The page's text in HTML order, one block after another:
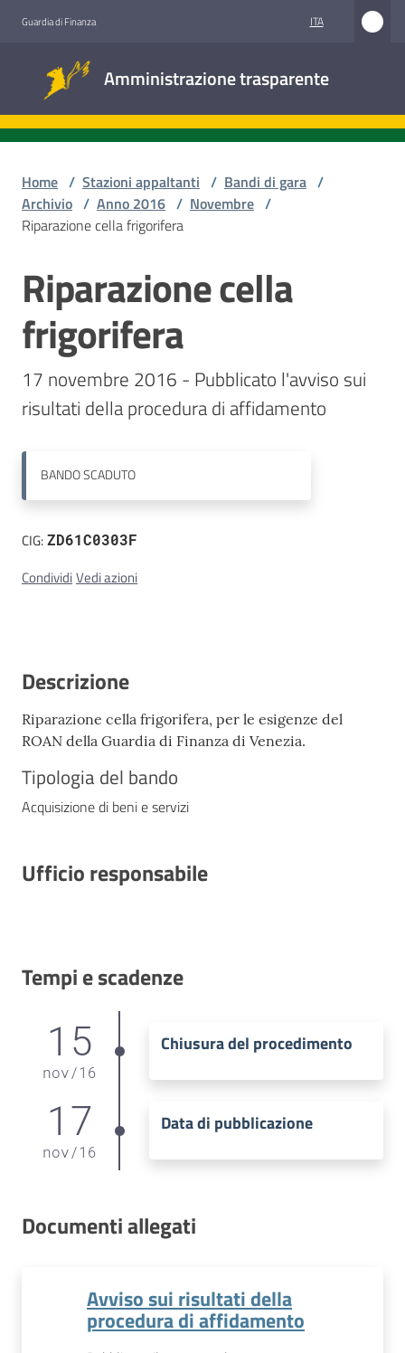
Guardia di Finanza ITA
Amministrazione trasparente
trasparente
Accesso
Stazioni
appaltanti
Contatti
Home / Stazioni appaltanti / Bandi di gara /
Archivio / Anno 2016 / Novembre /
Riparazione cella frigorifera
Salta al contenuto
Riparazione cella
frigorifera
17 novembre 2016 - Pubblicato l'avviso sui
risultati della procedura di affidamento
BANDOSCADUTO
CIG:ZD61C0303F
CondividiVedi azioni
Descrizione
Riparazione cella frigorifera, per le esigenze del
ROAN della Guardia di Finanza di Venezia.
Tipologia del bando
Acquisizione di beni e servizi
Ufficio responsabile
Tempi e scadenze
15
nov/16
Chiusura del procedimento
17
nov/16
Data di pubblicazione
Documenti allegati
Avviso sui risultati della
procedura di affidamento